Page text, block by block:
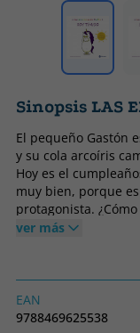
Sinopsis LAS
El pequeño Gastón
y su cola arcoíris
Hoy es el
muy bien, porque
protagonista.
disfrutar de un día
ver más
EAN
9788469625538